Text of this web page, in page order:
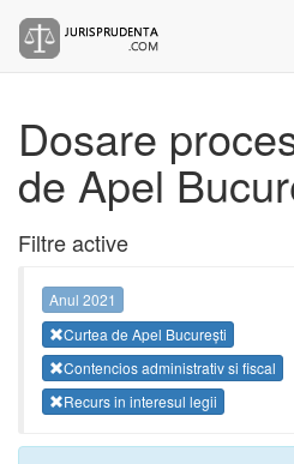
Dosare
de Apel
Filtre active
Anul 2021
Curtea de Apel București
Contencios administrativ si fiscal
Recurs in interesul legii